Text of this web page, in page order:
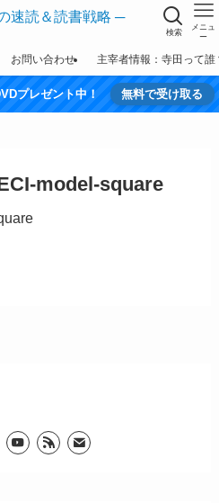
検索
メニュ
ー
お問い合わせ 主宰者情報：寺田って誰
プレゼント中！ 無料で受け取る
model-square